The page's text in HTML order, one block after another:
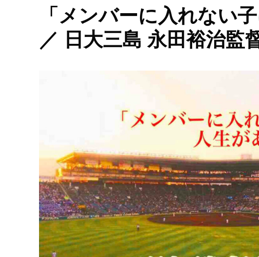
「メンバーに入れない
／ 日大三島 永田裕治監